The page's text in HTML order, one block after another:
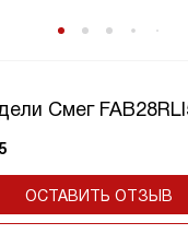
Смег
5
ОСТАВИТЬ ОТЗЫВ